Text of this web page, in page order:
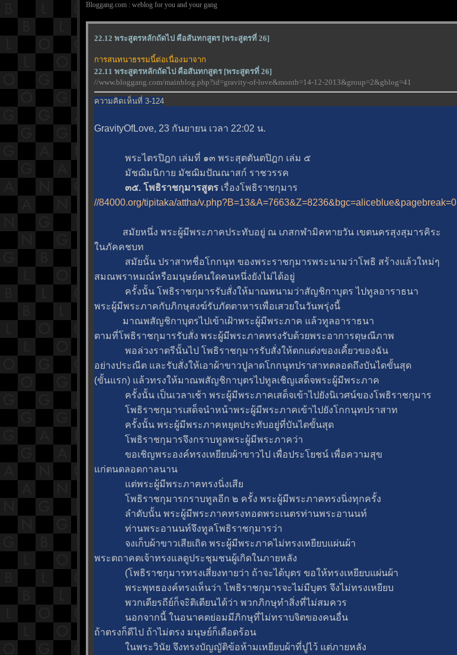
Bloggang.com : weblog for you and your gang
22.12 พระสูตรหลักถัดไป คือสันทกสูตร [พระสูตรที่ 26]
การสนทนาธรรมนี้ต่อเนื่องมาจาก
22.11 พระสูตรหลักถัดไป คือสันทกสูตร [พระสูตรที่ 26]
//www.bloggang.com/mainblog.php?id=gravity-of-love&month=14-12-2013&group=2&gblog=41
ความคิดเห็นที่ 3-124
GravityOfLove, 23 กันยายน เวลา 22:02 น.
พระไตรปิฎก เล่มที่ ๑๓ พระสุตตันตปิฎก เล่ม ๕
มัชฌิมนิกาย มัชฌิมปัณณาสก์ ราชวรรค
๓๕. โพธิราชกุมารสูตร เรื่องโพธิราชกุมาร
//84000.org/tipitaka/attha/v.php?B=13&A=7663&Z=8236&bgc=aliceblue&pagebreak=0
สมัยหนึ่ง พระผู้มีพระภาคประทับอยู่ ณ เภสกฬามิคทายวัน เขตนครสุงสุมารคิระ
นภัคคชบท
สมัยนั้น ปราสาทชื่อโกกนุท ของพระราชกุมารพระนามว่าโพธิ สร้างแล้วใหม่ๆ
สมณพราหมณ์หรือมนุษย์คนใดคนหนึ่งยังไม่ได้อยู่
ครั้งนั้น โพธิราชกุมารรับสั่งให้มาณพนามว่าสัญชิกาบุตร ไปทูลอาราธนา
พระผู้มีพระภาคกับภิกษุสงฆ์รับภัตตาหารเพื่อเสวยในวันพรุ่งนี้
มาณพสัญชิกาบุตรไปเข้าเฝ้าพระผู้มีพระภาค แล้วทูลอาราธนา
ตามที่โพธิราชกุมารรับสั่ง พระผู้มีพระภาคทรงรับด้วยพระอาการดุษณีภาพ
พอล่วงราตรีนั้นไป โพธิราชกุมารรับสั่งให้ตกแต่งของเคี้ยวของฉัน
อย่างประณีต และรับสั่งให้เอาผ้าขาวปูลาดโกกนุทปราสาทตลอดถึงบันไดขั้นสุด
(ขั้นแรก) แล้วทรงให้มาณพสัญชิกาบุตรไปทูลเชิญเสด็จพระผู้มีพระภาค
ครั้งนั้น เป็นเวลาเช้า พระผู้มีพระภาคเสด็จเข้าไปยังนิเวศน์ของโพธิราชกุมาร
พธิราชกุมารเสด็จนำหน้าพระผู้มีพระภาคเข้าไปยังโกกนุทปราสาท
ครั้งนั้น พระผู้มีพระภาคหยุดประทับอยู่ที่บันไดขั้นสุด
พธิราชกุมารจึงกราบทูลพระผู้มีพระภาคว่า
ขอเชิญพระองค์ทรงเหยียบผ้าขาวไป เพื่อประโยชน์ เพื่อความสุข
ก่ตนตลอดกาลนาน
ต่พระผู้มีพระภาคทรงนิ่งเสี
พธิราชกุมารกราบทูลอีก ๒ ครั้ง พระผู้มีพระภาคทรงนิ่งทุกครั้ง
ลำดับนั้น พระผู้มีพระภาคทรงทอดพระเนตรท่านพระอานนท์
ท่านพระอานนท์จึงทูลโพธิราชกุมารว่า
จงเก็บผ้าขาวเสียเถิด พระผู้มีพระภาคไม่ทรงเหยียบแผ่นผ้า
พระตถาคตเจ้าทรงแลดูประชุมชนผู้เกิดในภายหลัง
(โพธิราชกุมารทรงเสี่ยงทายว่า ถ้าจะได้บุตร ขอให้ทรงเหยียบแผ่นผ้า
พระพุทธองค์ทรงเห็นว่า โพธิราชกุมารจะไม่มีบุตร จึงไม่ทรงเหยียบ
พวกเดียรถีย์ก็จะิติเตียนได้ว่า พวกภิกษุทำสิ่งที่ไม่สมควร
นอกจากนี้ ในอนาคตย่อมมีภิกษุที่ไม่ทราบจิตของคนอื่น
ถ้าตรงก็ดีไป ถ้าไม่ตรง มนุษย์ก็เดือดร้อน
นพระวินัย จึงทรงบัญญัติข้อห้ามเหยียบผ้าที่ปูไว้ แต่ภายหลัง